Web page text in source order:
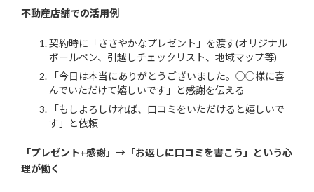
不動産店舗での活用例
契約時に「ささやかなプレゼント」を渡す(オリジナル
ボールペン、引越しチェックリスト、地域マップ等)
「今日は本当にありがとうございました。○○様に喜
んでいただけて嬉しいです」と感謝を伝える
「もしよろしければ、口コミをいただけると嬉しいで
す」と依頼
「プレゼント+感謝」→「お返しに口コミを書こう」という心
理が働く